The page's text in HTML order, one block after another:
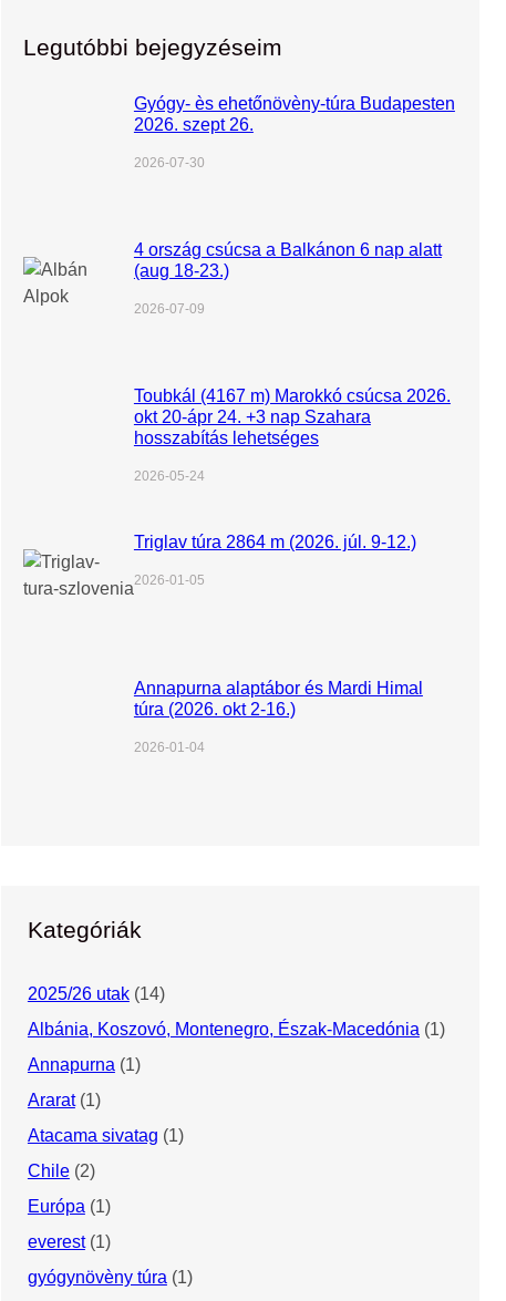
Legutóbbi bejegyzéseim
Gyógy- ès ehetőnövèny-túra Budapesten
2026. szept 26.
2026-07-30
4 ország csúcsa a Balkánon 6 nap alatt
(aug 18-23.)
2026-07-09
Toubkál (4167 m) Marokkó csúcsa 2026.
okt 20-ápr 24. +3 nap Szahara
hosszabítás lehetséges
2026-05-24
Triglav túra 2864 m (2026. júl. 9-12.)
2026-01-05
Annapurna alaptábor és Mardi Himal
túra (2026. okt 2-16.)
2026-01-04
Kategóriák
2025/26 utak(14)
Albánia, Koszovó, Montenegro, Észak-Macedónia (1)
Annapurna (1)
Ararat(1)
Atacama sivatag (1)
Chile(2)
Európa (1)
everest(1)
gyógynövèny túra (1)